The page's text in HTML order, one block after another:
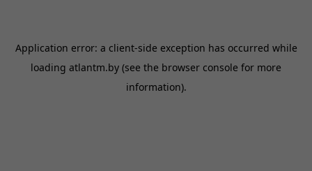
Application error: a client-side exception has occurred while
loading atlantm.by (see the browser console for more
information).